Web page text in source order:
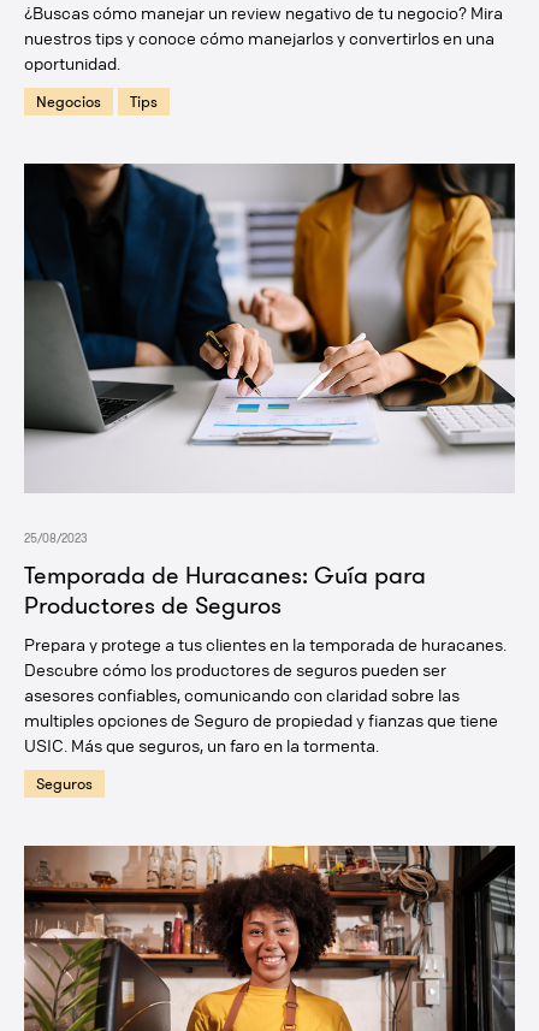
¿Buscas cómo manejar un review negativo de tu negocio? Mira
nuestros tips y conoce cómo manejarlos y convertirlos en una
oportunidad.
Negocios Tips
Temporada de Huracanes: Guía para
Productores de Seguros
25/08/2023
Prepara y protege a tus clientes en la temporada de huracanes.
Descubre cómo los productores de seguros pueden ser
asesores confiables, comunicando con claridad sobre las
multiples opciones de Seguro de propiedad y fianzas que tiene
USIC. Más que seguros, un faro en la tormenta.
Seguros